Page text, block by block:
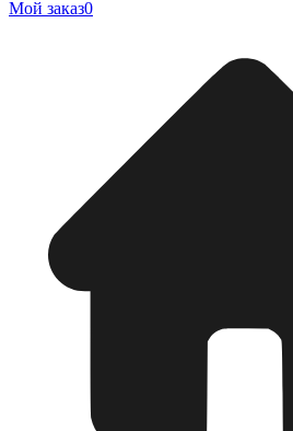
Мой заказ0